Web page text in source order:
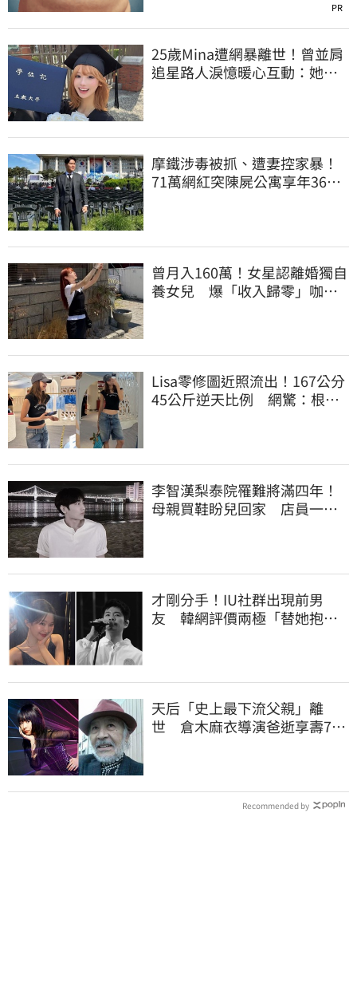
PR
25歲Mina遭網暴離世！曾並肩
追星路人淚憶暖心互動：她真
摩鐵涉毒被抓、遭妻控家暴！
71萬網紅突陳屍公寓享年36
曾月入160萬！女星認離婚獨自
養女兒 爆「收入歸零」咖啡
Lisa零修圖近照流出！167公分
45公斤逆天比例 網驚：根本
李智漢梨泰院罹難將滿四年！
母親買鞋盼兒回家 店員一句
才剛分手！IU社群出現前男
友 韓網評價兩極「替她抱不
天后「史上最下流父親」離
世 倉木麻衣導演爸逝享壽76
Recommended by